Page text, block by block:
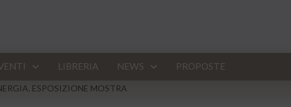
LIBRERIA NEWS PROPOSTE
ESPOSIZIONE MOSTRA